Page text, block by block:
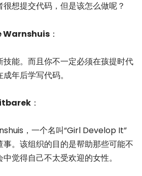
想提交代码，但是该怎么做呢？
Warnshuis ：
能。而且你不一定必须在孩提时代
年后学写代码。
：
，一个名叫“Girl Develop It”
。该组织的目的是帮助那些可能不
觉得自己不太受欢迎的女性。